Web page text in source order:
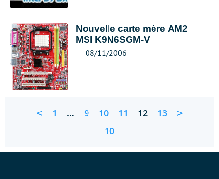
Nouvelle carte mère AM2
MSI K9N6SGM-V
08/11/2006
< 1 … 9 10 11 12 13 >
10